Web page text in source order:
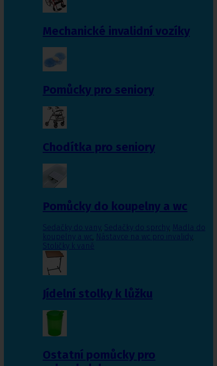
Mechanické invalidní vozíky
Pomůcky pro seniory
Chodítka pro seniory
Pomůcky do koupelny a wc
Sedačky do vany, Sedačky do sprchy, Madla do
koupelny a wc, Nástavce na wc pro invalidy,
Stoličky k vaně
Jídelní stolky k lůžku
Ostatní pomůcky pro